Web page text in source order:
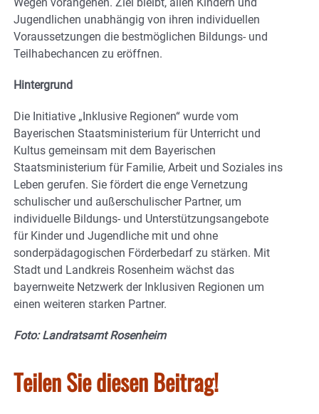
Jugendlichen unabhängig von ihren individuellen
Voraussetzungen die bestmöglichen Bildungs- und
Teilhabechancen zu eröffnen.
Hintergrund
Die Initiative „Inklusive Regionen“ wurde vom
Bayerischen Staatsministerium für Unterricht und
Kultus gemeinsam mit dem Bayerischen
Staatsministerium für Familie, Arbeit und Soziales ins
Leben gerufen. Sie fördert die enge Vernetzung
schulischer und außerschulischer Partner, um
individuelle Bildungs- und Unterstützungsangebote
für Kinder und Jugendliche mit und ohne
sonderpädagogischen Förderbedarf zu stärken. Mit
Stadt und Landkreis Rosenheim wächst das
bayernweite Netzwerk der Inklusiven Regionen um
einen weiteren starken Partner.
Foto: Landratsamt Rosenheim
Teilen Sie diesen Beitrag!